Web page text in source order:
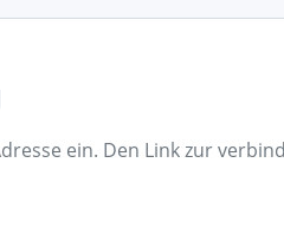
ein. Den Link zur